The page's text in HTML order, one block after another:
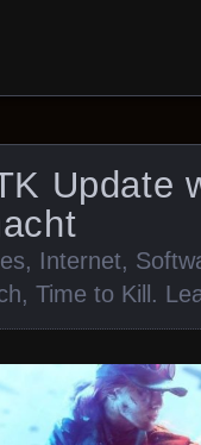
Update
, Internet,
, Time to Kill .